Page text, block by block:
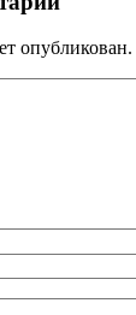
опубликован.